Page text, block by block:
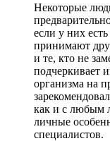
Некоторые
если у них
принимают
и те, кто не
подчеркивает
организма на
как и с любым
личные
специалистов.